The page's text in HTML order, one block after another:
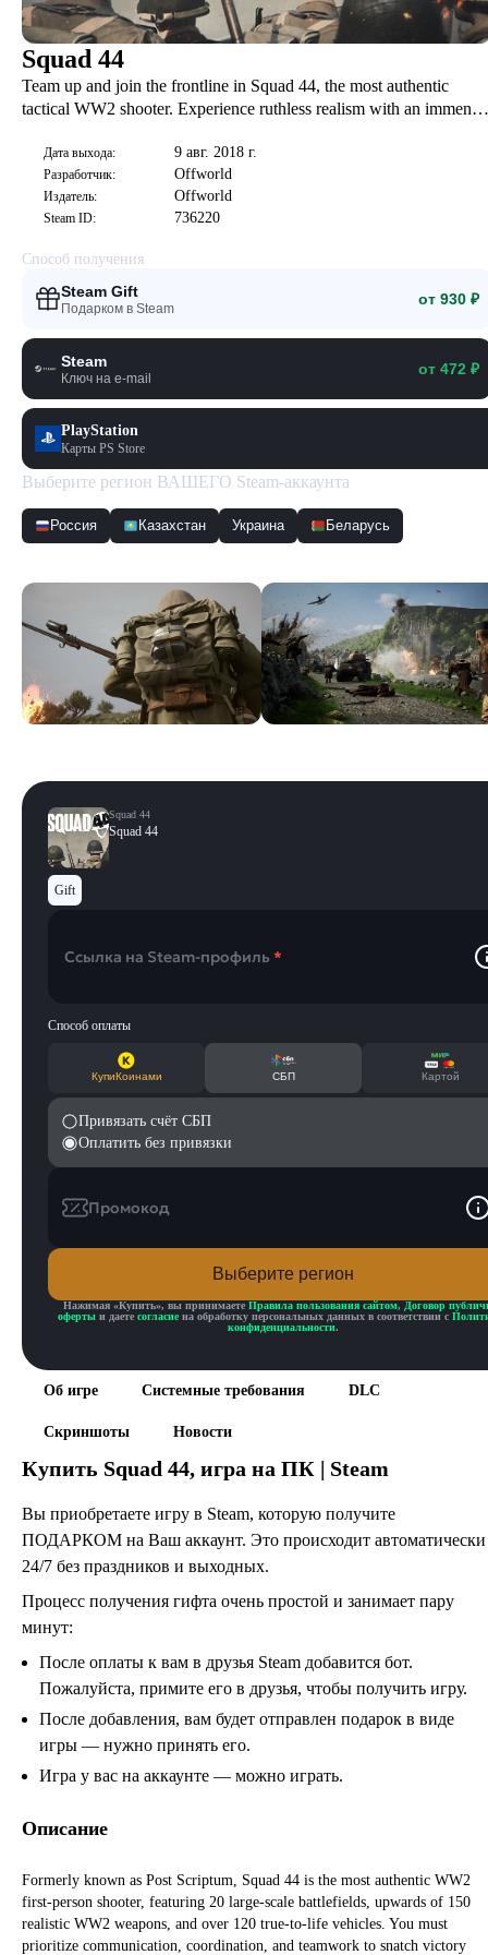
Squad 44
Team up and join the frontline in Squad 44, the most authentic
tactical WW2 shooter. Experience ruthless realism with an immense
WW2 battlefields.
Дата выхода: 9 авг. 2018 г.
Разработчик: Offworld
Издатель: Offworld
Steam ID: 736220
Способ получения
Steam Gift
Подарком в Steam
от 930 ₽
Steam
Ключ на e-mail
от 472 ₽
PlayStation
Карты PS Store
Выберите регион ВАШЕГО Steam-аккаунта
Россия Казахстан Украина Беларусь
Об игре Системные требования DLC
Скриншоты Новости
Купить Squad 44, игра на ПК | Steam
Вы приобретаете игру в Steam, которую получите
ПОДАРКОМ на Ваш аккаунт. Это происходит автоматически
24/7 без праздников и выходных.
Процесс получения гифта очень простой и занимает пару
минут:
После оплаты к вам в друзья Steam добавится бот.
Пожалуйста, примите его в друзья, чтобы получить игру.
После добавления, вам будет отправлен подарок в виде
игры — нужно принять его.
Игра у вас на аккаунте — можно играть.
Описание
Formerly known as Post Scriptum, Squad 44 is the most authentic WW2
first-person shooter, featuring 20 large-scale battlefields, upwards of 150
realistic WW2 weapons, and over 120 true-to-life vehicles. You must
prioritize communication, coordination, and teamwork to snatch victory
Squad 44
Squad 44
Gift
Ссылка на Steam-профиль *
Способ оплаты
КупиКоинами СБП Картой
Привязать счёт СБП
Оплатить без привязки
Промокод
Выберите регион
Нажимая «Купить», вы принимаете Правила пользования сайтом, Договор
оферты и даете согласие на обработку персональных данных в соответствии с
конфиденциальности.